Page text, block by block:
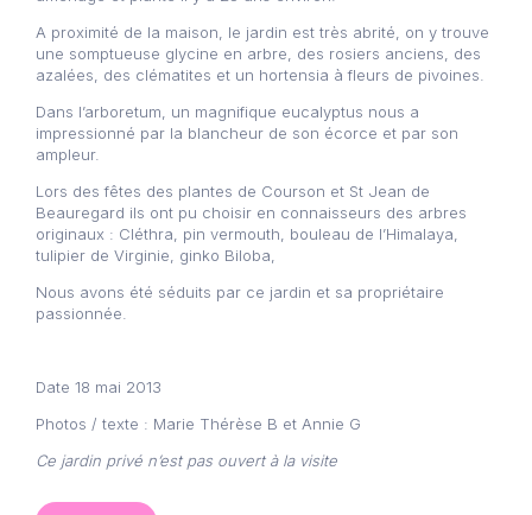
A proximité de la maison, le jardin est très abrité, on y trouve
une somptueuse glycine en arbre, des rosiers anciens, des
azalées, des clématites et un hortensia à fleurs de pivoines.
Dans l’arboretum, un magnifique eucalyptus nous a
impressionné par la blancheur de son écorce et par son
ampleur.
Lors des fêtes des plantes de Courson et St Jean de
Beauregard ils ont pu choisir en connaisseurs des arbres
originaux : Cléthra, pin vermouth, bouleau de l’Himalaya,
tulipier de Virginie, ginko Biloba,
Nous avons été séduits par ce jardin et sa propriétaire
passionnée.
Date 18 mai 2013
Photos / texte : Marie Thérèse B et Annie G
Ce jardin privé n’est pas ouvert à la visite